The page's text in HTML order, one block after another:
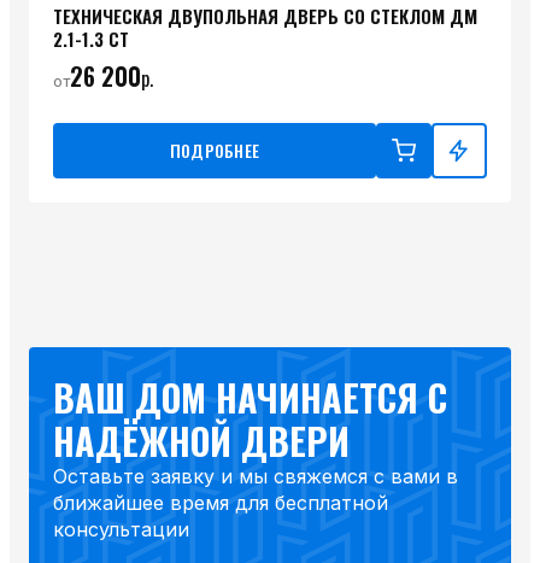
ТЕХНИЧЕСКАЯ ДВУПОЛЬНАЯ ДВЕРЬ СО СТЕКЛОМ ДМ
2.1-1.3 СТ
от26 200р.
ПОДРОБНЕЕ
ВАШ ДОМ НАЧИНАЕТСЯ С
НАДЁЖНОЙ ДВЕРИ
Оставьте заявку и мы свяжемся с вами в
ближайшее время для бесплатной
консультации